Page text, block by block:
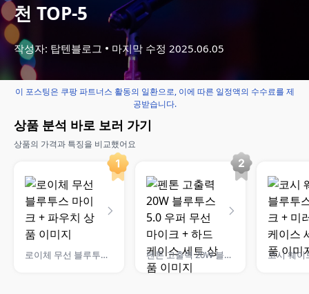
천 TOP-5
작성자: 탑텐블로그 마지막 수정 2025.06.05
이 포스팅은 쿠팡 파트너스 활동의 일환으로, 이에 따른 일정액의 수수료를 제
공받습니다.
상품 분석 바로 보러 가기
상품의 가격과 특징을 비교했어요
로이체 무선 블루투스 마이크 + 파우치 펜톤 고출력 20W 블루투스5.0 우퍼 무선마이크 + 하드케이스 세트